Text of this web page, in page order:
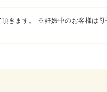
きます。 ※妊娠中のお客様は母